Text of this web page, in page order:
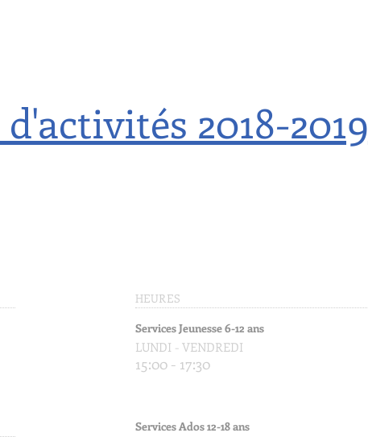
2018-2019
HEURES
Services Jeunesse 6-12 ans
LUNDI - VENDREDI
15:00 - 17:30
Services Ados 12-18 ans